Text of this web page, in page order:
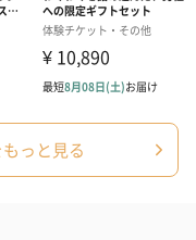
っと見る